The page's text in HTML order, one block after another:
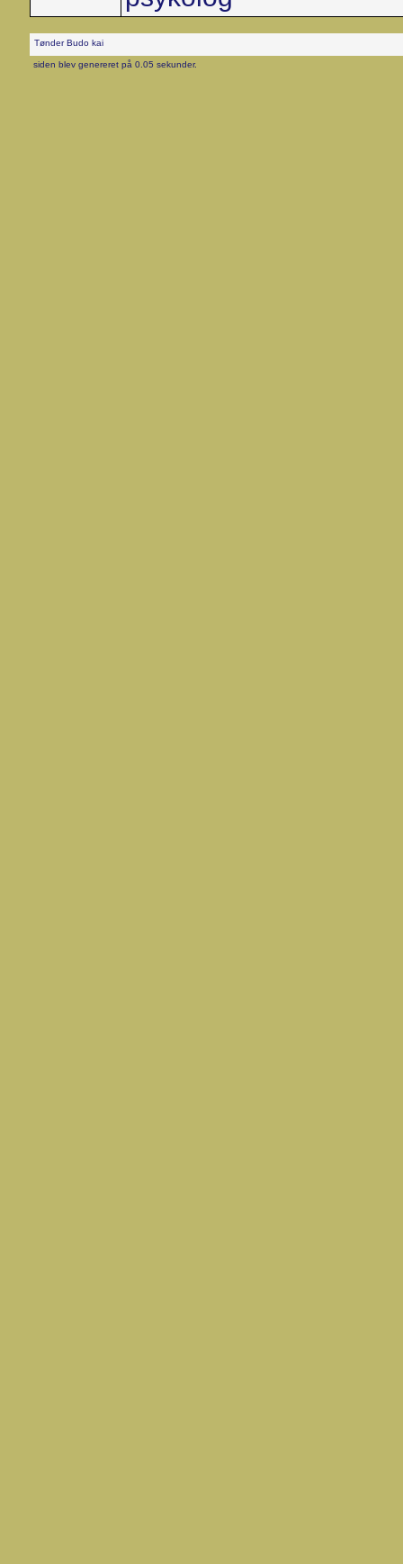
Tønder Budo kai
siden blev genereret på 0.05 sekunder.